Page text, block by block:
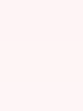
un
aiment
du genre
“tu as
sais t’y
de
sentiments